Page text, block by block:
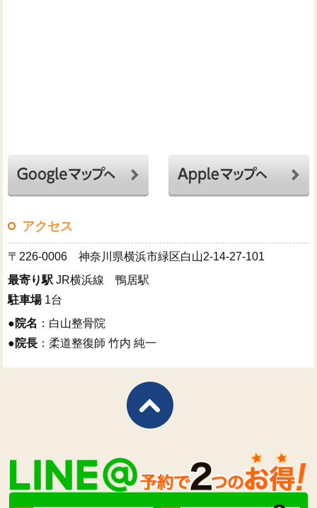
アクセス
〒226-0006 神奈川県横浜市緑区白山2-14-27-101
最寄り駅 JR横浜線 鴨居駅
駐車場1台
●院名 ：白山整骨院
●院長 ：柔道整復師 竹内 純一